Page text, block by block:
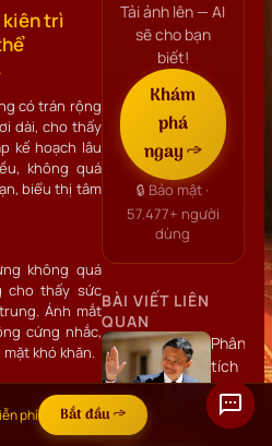
kiên trì
có trán rộng
dài, cho thấy
kế hoạch lâu
không quá
biểu thị tâm
không quá
cho thấy sức
Ánh mắt
cứng nhắc,
khó khăn.
biểu thị ý chí
nhô cho thấy
Tải ảnh lên — AI
sẽ cho bạn
biết!
Khám
phá
ngay →
🔒 Bảo mật ·
57.477+ người
dùng
BÀI VIẾT LIÊN
QUAN
Phân
tích
khuôn
mặt
Jack
phí Bắt đầu →